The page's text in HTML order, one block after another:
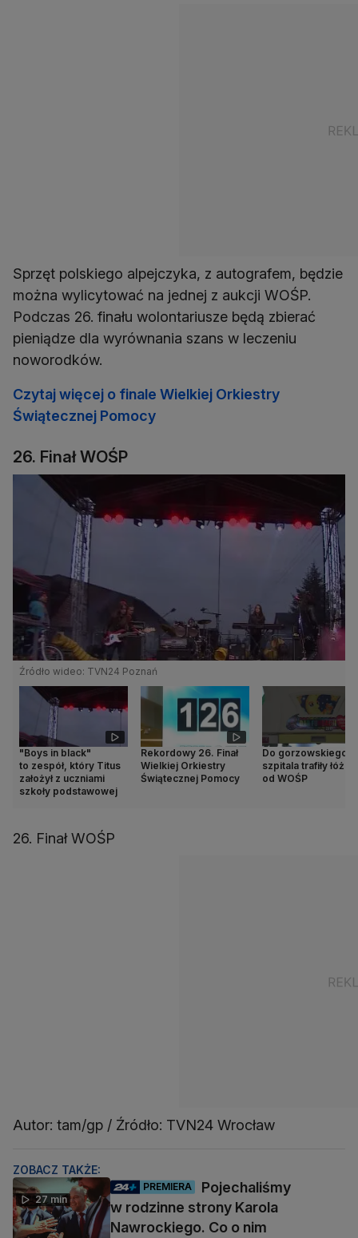
Sprzęt polskiego alpejczyka, z autografem, będzie
można wylicytować na jednej z aukcji WOŚP.
Podczas 26. finału wolontariusze będą zbierać
pieniądze dla wyrównania szans w leczeniu
noworodków.
Czytaj więcej o finale Wielkiej Orkiestry
Świątecznej Pomocy
26. Finał WOŚP
Źródło wideo: TVN24 Poznań
"Boys in black"
to zespół, który Titus
założył z uczniami
szkoły podstawowej
Rekordowy 26. Finał
Wielkiej Orkiestry
Świątecznej Pomocy
Do gorzowskiego
szpitala trafiły łóżka
od WOŚP
26. Finał WOŚP
Autor: tam/gp / Źródło: TVN24 Wrocław
ZOBACZ TAKŻE:
27 min
PREMIERA
Pojechaliśmy
w rodzinne strony Karola
Nawrockiego. Co o nim